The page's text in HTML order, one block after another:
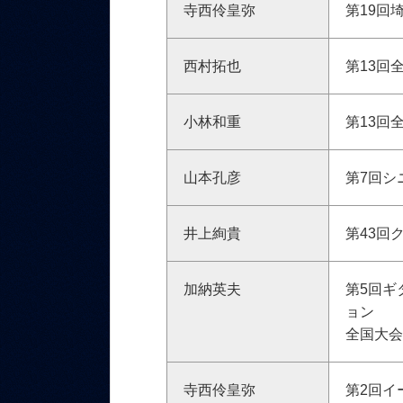
寺西伶皇弥 第19回
西村拓也 第13回
小林和重 第13回
山本孔彦 第7回シ
井上絢貴 第43回
加納英夫
第5回ギ
ョン
全国大
寺西伶皇弥 第2回イ